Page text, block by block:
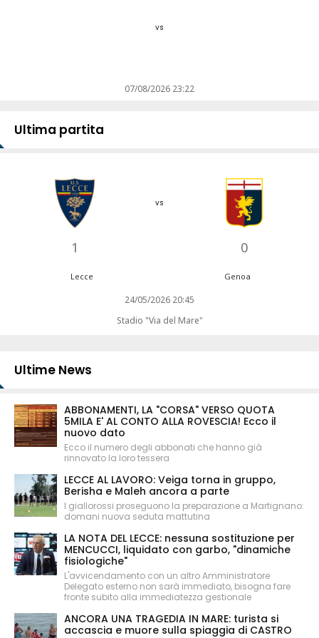
vs
07/08/2026 23:22
Ultima partita
1
vs
0
Lecce Genoa
24/05/2026 20:45
Stadio "Via del Mare"
Ultime News
ABBONAMENTI, LA "CORSA" VERSO QUOTA
5MILA E' AL CONTO ALLA ROVESCIA! Ecco il
nuovo dato
Ecco il numero degli abbonati che hanno già
rinnovato la loro tessera
LECCE AL LAVORO: Veiga torna in gruppo,
Berisha e Maleh ancora a parte
I giallorossi proseguono la preparazione a Martignano:
domani nuova seduta mattutina
LA NOTA DEL LECCE: nessuna sostituzione per
MENCUCCI, liquidato con garbo, "dinamiche
fisiologiche"
L'avvicendamento con un altro Amministratore
Delegato esterno non sarà immediato, bisogna fare
fronte subito alla immediatezza gestionale
ANCORA UNA TRAGEDIA IN MARE: turista si
accascia e muore sulla spiaggia di CASTRO